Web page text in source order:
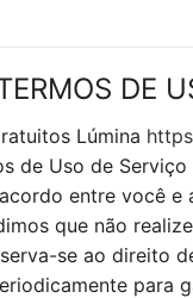
DE
Lúmina
de Uso de
entre você e
que não
se ao direito
para